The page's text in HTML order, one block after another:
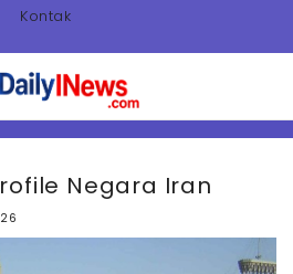
Kontak
Negara Iran